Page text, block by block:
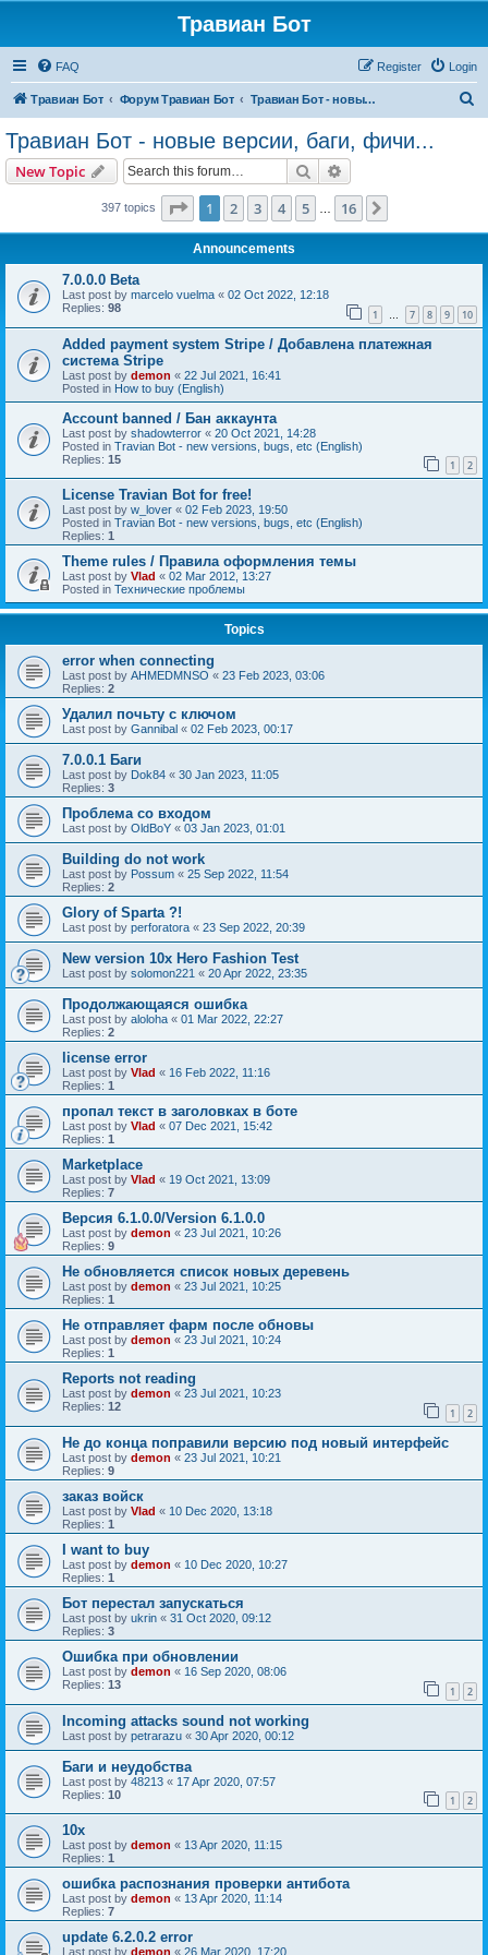
Травиан Бот
FAQ Login
Register
Травиан Бот Форум Травиан Бот Травиан Бот - новые версии, баги, фичи...
Травиан Бот - новые версии, баги, фичи...
New Topic Search
397 topics Page 1of 16
1 2 3 4 5 16
Announcements
7.0.0.0 Beta
Last post by marcelo vuelma « 02 Oct 2022, 12:18
Replies: 98 1 … 7 8 9 10
Added payment system Stripe / Добавлена платежная
система Stripe
Last post by demon « 22 Jul 2021, 16:41
Posted in How to buy (English)
Account banned / Бан аккаунта
Last post by shadowterror « 20 Oct 2021, 14:28
Posted in Travian Bot - new versions, bugs, etc (English)
Replies: 15 1 2
License Travian Bot for free!
Last post by w_lover « 02 Feb 2023, 19:50
Posted in Travian Bot - new versions, bugs, etc (English)
Replies: 1
Theme rules / Правила оформления темы
Last post by Vlad « 02 Mar 2012, 13:27
Posted in Технические проблемы
Topics
error when connecting
Last post by AHMEDMNSO « 23 Feb 2023, 03:06
Replies: 2
Удалил почьту с ключом
Last post by Gannibal « 02 Feb 2023, 00:17
7.0.0.1 Баги
Last post by Dok84 « 30 Jan 2023, 11:05
Replies: 3
Проблема со входом
Last post by OldBoY « 03 Jan 2023, 01:01
Building do not work
Last post by Possum « 25 Sep 2022, 11:54
Replies: 2
Glory of Sparta ?!
Last post by perforatora « 23 Sep 2022, 20:39
New version 10x Hero Fashion Test
Last post by solomon221 « 20 Apr 2022, 23:35
Продолжающаяся ошибка
Last post by aloloha « 01 Mar 2022, 22:27
Replies: 2
license error
Last post by Vlad « 16 Feb 2022, 11:16
Replies: 1
пропал текст в заголовках в боте
Last post by Vlad « 07 Dec 2021, 15:42
Replies: 1
Marketplace
Last post by Vlad « 19 Oct 2021, 13:09
Replies: 7
Версия 6.1.0.0/Version 6.1.0.0
Last post by demon « 23 Jul 2021, 10:26
Replies: 9
Не обновляется список новых деревень
Last post by demon « 23 Jul 2021, 10:25
Replies: 1
Не отправляет фарм после обновы
Last post by demon « 23 Jul 2021, 10:24
Replies: 1
Reports not reading
Last post by demon « 23 Jul 2021, 10:23
Replies: 12 1 2
Не до конца поправили версию под новый интерфейс
Last post by demon « 23 Jul 2021, 10:21
Replies: 9
заказ войск
Last post by Vlad « 10 Dec 2020, 13:18
Replies: 1
I want to buy
Last post by demon « 10 Dec 2020, 10:27
Replies: 1
Бот перестал запускаться
Last post by ukrin « 31 Oct 2020, 09:12
Replies: 3
Ошибка при обновлении
Last post by demon « 16 Sep 2020, 08:06
Replies: 13 1 2
Incoming attacks sound not working
Last post by petrarazu « 30 Apr 2020, 00:12
Баги и неудобства
Last post by 48213 « 17 Apr 2020, 07:57
Replies: 10 1 2
10х
Last post by demon « 13 Apr 2020, 11:15
Replies: 1
ошибка распознания проверки антибота
Last post by demon « 13 Apr 2020, 11:14
Replies: 7
update 6.2.0.2 error
Last post by demon « 26 Mar 2020, 17:20